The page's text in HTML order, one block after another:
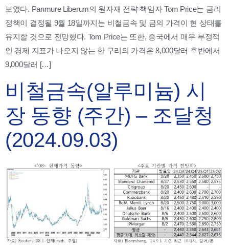
보였다. Panmure Liberum의 원자재 전략 책임자 Tom Price는 금리
정책이 결정될 9월 18일까지는 비철금속 및 금의 가격이 현 상태를
유지할 것으로 전망했다. Tom Price는 또한, 중국에서 매우 부정적
인 경제 지표가 나오지 않는 한 구리의 가격은 8,000달러 후반에서
9,000달러 […]
비철금속(알루미늄) 시
장 동향 (주간) – 조달청
(2024.09.03)